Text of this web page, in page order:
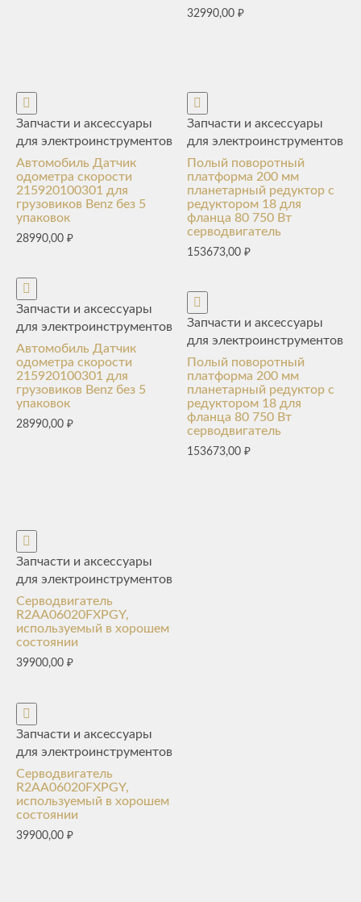
32990,00₽
Запчасти и аксессуары
для электроинструментов
Автомобиль Датчик
одометра скорости
215920100301 для
грузовиков Benz без 5
упаковок
28990,00 ₽
Запчасти и аксессуары
для электроинструментов
Автомобиль Датчик
одометра скорости
215920100301 для
грузовиков Benz без 5
упаковок
28990,00 ₽
Запчасти и аксессуары
для электроинструментов
Полый поворотный
платформа 200 мм
планетарный редуктор с
редуктором 18 для
фланца 80 750 Вт
серводвигатель
153673,00₽
Запчасти и аксессуары
для электроинструментов
Полый поворотный
платформа 200 мм
планетарный редуктор с
редуктором 18 для
фланца 80 750 Вт
серводвигатель
153673,00₽
Запчасти и аксессуары
для электроинструментов
Серводвигатель
R2AA06020FXPGY,
используемый в хорошем
состоянии
39900,00 ₽
Запчасти и аксессуары
для электроинструментов
Серводвигатель
R2AA06020FXPGY,
используемый в хорошем
состоянии
39900,00 ₽